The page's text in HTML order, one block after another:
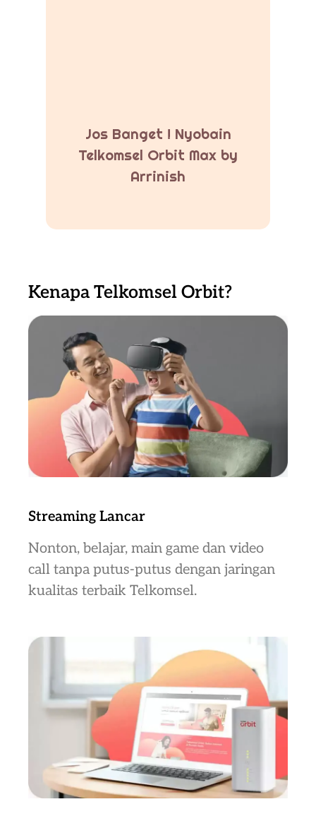
Jos Banget ! Nyobain
Telkomsel Orbit Max by
Arrinish
Kenapa Telkomsel Orbit?
Streaming Lancar
Nonton, belajar, main game dan video
call tanpa putus-putus dengan jaringan
kualitas terbaik Telkomsel.